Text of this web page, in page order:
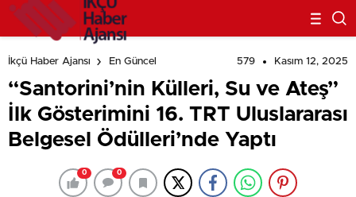
İkçü Haber Ajansı En Güncel 579 Kasım 12, 2025
“Santorini’nin Külleri, Su ve Ateş”
İlk Gösterimini 16. TRT Uluslararası
Belgesel Ödülleri’nde Yaptı
0 0